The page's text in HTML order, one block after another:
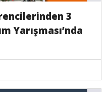
3
Yarışması’nda